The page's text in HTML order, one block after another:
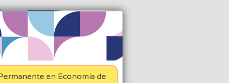
en Economía de